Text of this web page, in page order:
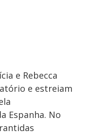
e Rebecca
e estreiam
Espanha. No